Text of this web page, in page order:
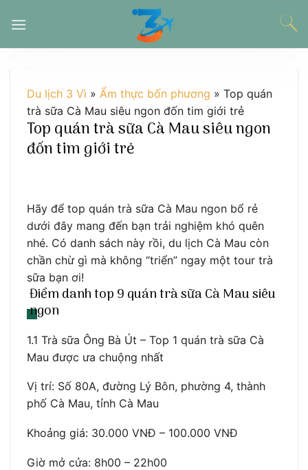
đến
Du lịch 3 Vì » Ẩm thực bốn phương » Top quán
trà sữa Cà Mau siêu ngon đốn tim giới trẻ
Top quán trà sữa Cà Mau siêu ngon
đốn tim giới trẻ
Hãy để top quán trà sữa Cà Mau ngon bổ rẻ
dưới đây mang đến bạn trải nghiệm khó quên
nhé. Có danh sách này rồi, du lịch Cà Mau còn
chần chừ gì mà không “triển” ngay một tour trà
sữa bạn ơi!
Điểm danh top 9 quán trà sữa Cà Mau siêu
ngon
1.1 Trà sữa Ông Bà Út – Top 1 quán trà sữa Cà
Mau được ưa chuộng nhất
Vị trí: Số 80A, đường Lý Bôn, phường 4, thành
phố Cà Mau, tỉnh Cà Mau
Khoảng giá: 30.000 VNĐ – 100.000 VNĐ
Giờ mở cửa: 8h00 – 22h00